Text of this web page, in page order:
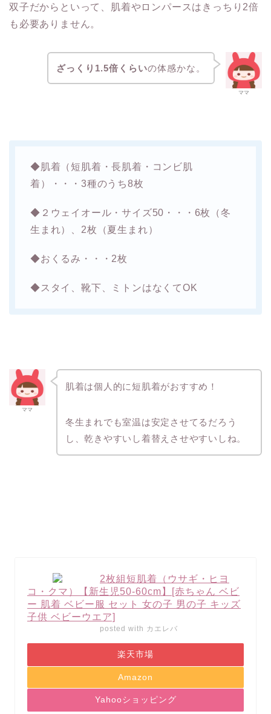
双子だからといって、肌着やロンパースはきっちり2倍
も必要ありません。
ママ
ざっくり1.5倍くらいの体感かな。
◆肌着（短肌着・長肌着・コンビ肌
着）・・・3種のうち8枚
◆２ウェイオール・サイズ50・・・6枚（冬
生まれ）、2枚（夏生まれ）
◆おくるみ・・・2枚
◆スタイ、靴下、ミトンはなくてOK
ママ
肌着は個人的に短肌着がおすすめ！
冬生まれでも室温は安定させてるだろう
し、乾きやすいし着替えさせやすいしね。
2枚組短肌着（ウサギ・ヒヨ
コ・クマ）【新生児50-60cm】[赤ちゃん ベビ
ー 肌着 ベビー服 セット 女の子 男の子 キッズ
子供 ベビーウエア]
posted with カエレバ
楽天市場
Amazon
Yahooショッピング